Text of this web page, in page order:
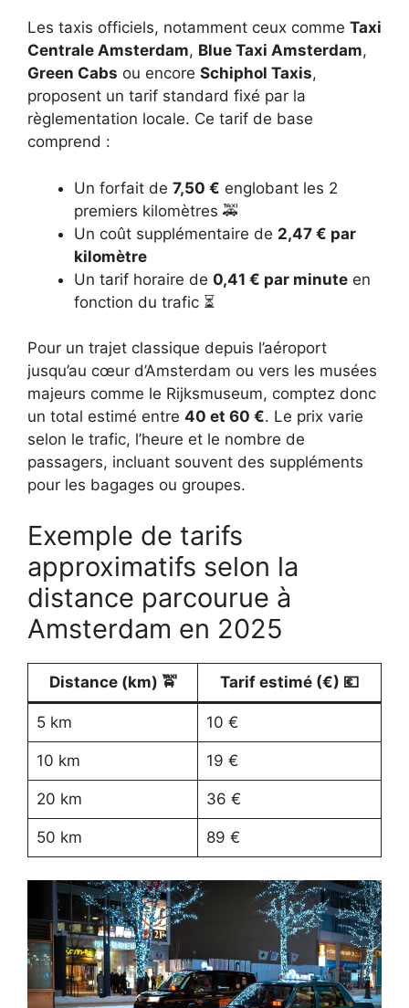
Les taxis officiels, notamment ceux comme Taxi
Centrale Amsterdam, Blue Taxi Amsterdam,
Green Cabs ou encore Schiphol Taxis,
proposent un tarif standard fixé par la
règlementation locale. Ce tarif de base
comprend :
Un forfait de 7,50 € englobant les 2
premiers kilomètres 🚕
Un coût supplémentaire de 2,47 € par
kilomètre
Un tarif horaire de 0,41 € par minute en
fonction du trafic ⏳
Pour un trajet classique depuis l’aéroport
jusqu’au cœur d’Amsterdam ou vers les musées
majeurs comme le Rijksmuseum, comptez donc
un total estimé entre 40 et 60 €. Le prix varie
selon le trafic, l’heure et le nombre de
passagers, incluant souvent des suppléments
pour les bagages ou groupes.
Exemple de tarifs
approximatifs selon la
distance parcourue à
Amsterdam en 2025
Distance (km) 🚖 Tarif estimé (€) 💶
5 km 10 €
10 km 19 €
20 km 36 €
50 km 89 €